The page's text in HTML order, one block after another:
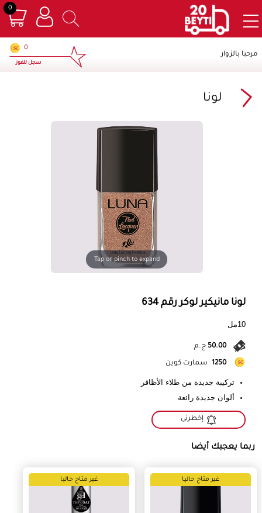
0×
مرحبا بالزوار
0
سجل للفوز
لونا
Tap or pinch to expand
لونا مانيكير لوكر رقم 634
10مل
50.00 ج.م
1250 سمارت كوين
تركيبة جديدة من طلاء الأظافر
ألوان جديدة رائعة
إخطرنى
ربما يعجبك أيضا
غير متاح حاليا غير متاح حاليا